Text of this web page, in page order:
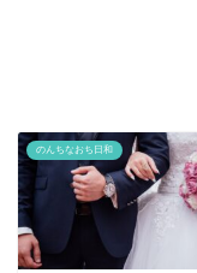
のんちなおち日和